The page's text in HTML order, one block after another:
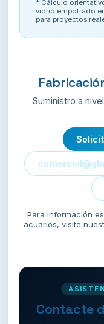
* Cálculo
vidrio empotrado
para proyectos
Suministro a
Para información
acuarios, visite
Contacte